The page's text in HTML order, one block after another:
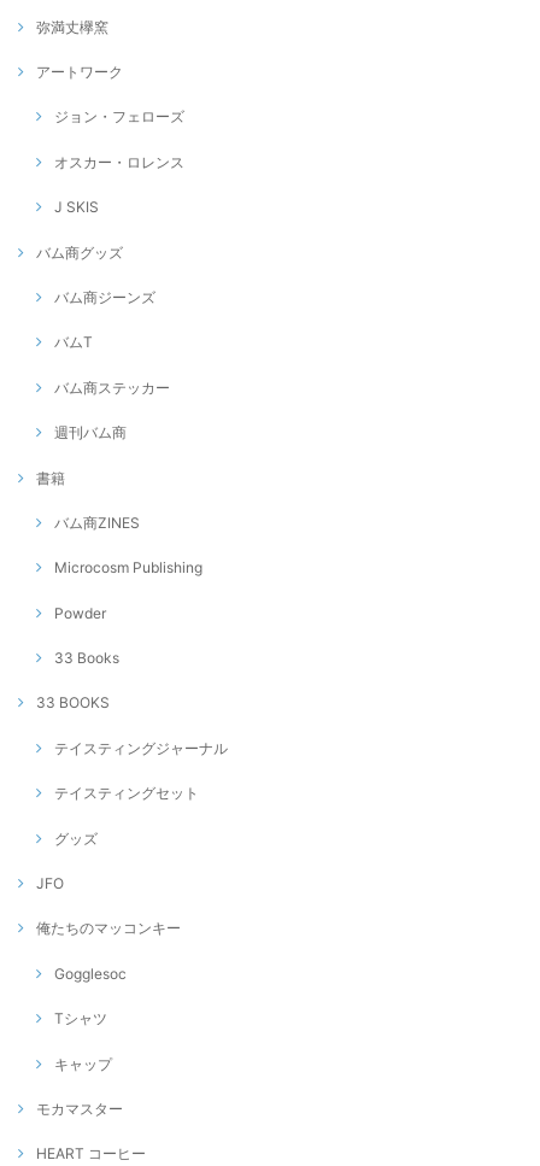
弥満丈欅窯
アートワーク
ジョン・フェローズ
オスカー・ロレンス
J SKIS
バム商グッズ
バム商ジーンズ
バムT
バム商ステッカー
週刊バム商
書籍
バム商ZINES
Microcosm Publishing
Powder
33 Books
33 BOOKS
テイスティングジャーナル
テイスティングセット
グッズ
JFO
俺たちのマッコンキー
Gogglesoc
Tシャツ
キャップ
モカマスター
HEART コーヒー